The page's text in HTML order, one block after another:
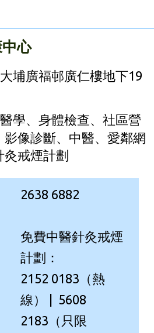
心
埔廣福邨廣仁樓地下19
學、身體檢查、社區營
像診斷、中醫、愛鄰網
灸戒煙計劃
2638 6882
免費中醫針灸戒煙
計劃：
2152 0183（熱
線） | 5608
2183（只限